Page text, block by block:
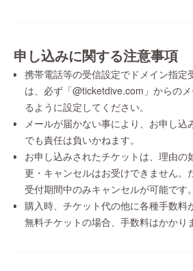
申し込みに関する注意事項
携帯電話等の受信設定でドメイン指定
は、必ず「@ticketdive.com」からの
るように設定してください。
メールが届かない事により、お申し込
でも責任は負いかねます。
お申し込みされたチケットは、理由の
更・キャンセルはお受けできません。
受付期間中のみキャンセルが可能です。
購入時、チケット代の他に各種手数料
無料チケットの場合、手数料はかかり